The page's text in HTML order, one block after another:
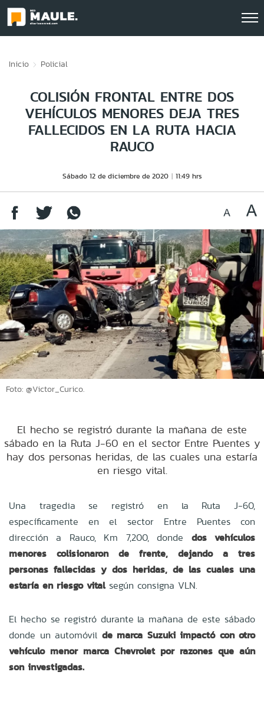
Inicio Policial
COLISIÓN FRONTAL ENTRE DOS
VEHÍCULOS MENORES DEJA TRES
FALLECIDOS EN LA RUTA HACIA
RAUCO
Sábado 12 de diciembre de 2020 11:49 hrs
Foto: @Victor_Curico.
El hecho se registró durante la mañana de este
sábado en la Ruta J-60 en el sector Entre Puentes y
hay dos personas heridas, de las cuales una estaría
en riesgo vital.
Una tragedia se registró en la Ruta J-60,
específicamente en el sector Entre Puentes con
dirección a Rauco, Km 7,200, donde dos vehículos
menores colisionaron de frente, dejando a tres
personas fallecidas y dos heridas, de las cuales una
estaría en riesgo vital según consigna VLN.
El hecho se registró durante la mañana de este sábado
donde un automóvil de marca Suzuki impactó con otro
vehículo menor marca Chevrolet por razones que aún
son investigadas.